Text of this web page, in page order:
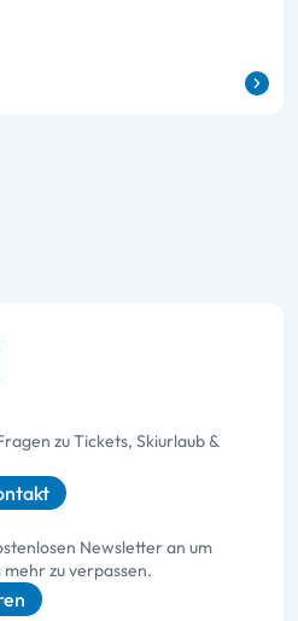
zu Tickets, Skiurlaub &
Newsletter an um
zu verpassen.